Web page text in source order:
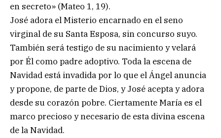
en secreto» (Mateo 1, 19).
José adora el Misterio encarnado en el seno
virginal de su Santa Esposa, sin concurso suyo.
También será testigo de su nacimiento y velará
por Él como padre adoptivo. Toda la escena de
Navidad está invadida por lo que el Ángel anuncia
y propone, de parte de Dios, y José acepta y adora
desde su corazón pobre. Ciertamente María es el
marco precioso y necesario de esta divina escena
de la Navidad.